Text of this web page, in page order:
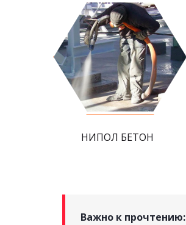
НИПОЛ БЕТОН
Важно к прочтению: